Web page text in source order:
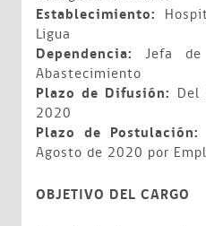
Establecimiento:
Ligua
Dependencia: Jefa
Abastecimiento
Plazo de Difusión:
2020
Plazo de Postulación:
Agosto de 2020 por
OBJETIVO DEL CARGO